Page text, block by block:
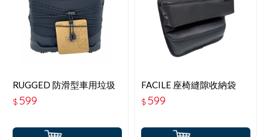
RUGGED 防滑型車用垃圾
桶 PF-436
$ 599
FACILE 座椅縫隙收納袋
PF-443
$ 599